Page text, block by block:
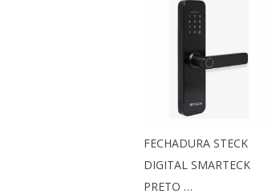
FECHADURA STECK
DIGITAL SMARTECK
PRETO …